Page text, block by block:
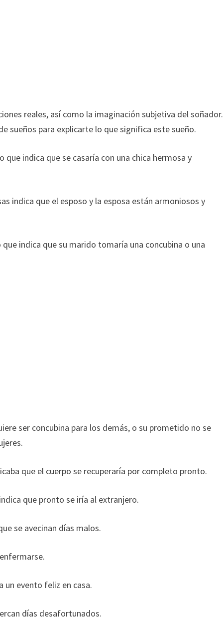
reales, así como la imaginación subjetiva del soñador.
sueños para explicarte lo que significa este sueño.
indica que se casaría con una chica hermosa y
indica que el esposo y la esposa están armoniosos y
indica que su marido tomaría una concubina o una
ser concubina para los demás, o su prometido no se
que el cuerpo se recuperaría por completo pronto.
que pronto se iría al extranjero.
se avecinan días malos.
un evento feliz en casa.
días desafortunados.